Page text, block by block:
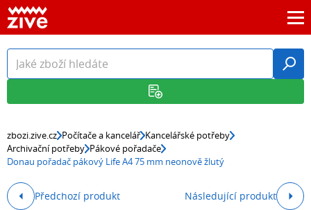
zbozi.zive.cz Počítače a kancelář Kancelářské potřeby
Archivační potřeby Pákové pořadače
Donau pořadač pákový Life A4 75 mm neonově žlutý
Předchozí produkt Následující produkt